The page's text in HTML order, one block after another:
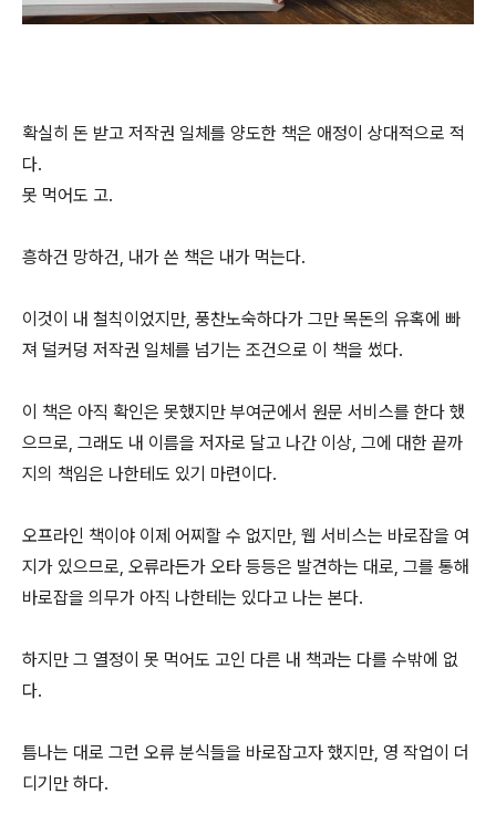
확실히 돈 받고 저작권 일체를 양도한 책은 애정이 상대적으로 적
다.
못 먹어도 고.
흥하건 망하건, 내가 쓴 책은 내가 먹는다.
이것이 내 철칙이었지만, 풍찬노숙하다가 그만 목돈의 유혹에 빠
져 덜커덩 저작권 일체를 넘기는 조건으로 이 책을 썼다.
이 책은 아직 확인은 못했지만 부여군에서 원문 서비스를 한다 했
으므로, 그래도 내 이름을 저자로 달고 나간 이상, 그에 대한 끝까
지의 책임은 나한테도 있기 마련이다.
오프라인 책이야 이제 어찌할 수 없지만, 웹 서비스는 바로잡을 여
지가 있으므로, 오류라든가 오타 등등은 발견하는 대로, 그를 통해
바로잡을 의무가 아직 나한테는 있다고 나는 본다.
하지만 그 열정이 못 먹어도 고인 다른 내 책과는 다를 수밖에 없
다.
틈나는 대로 그런 오류 분식들을 바로잡고자 했지만, 영 작업이 더
디기만 하다.